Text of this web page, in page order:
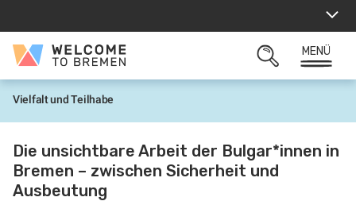
springen
Welcome
Bremen
SUCHFELD
MENÜ
S
r
t
Vielfalt und Teilhabe
Die unsichtbare Arbeit der Bulgar*innen in
Bremen – zwischen Sicherheit und
Ausbeutung